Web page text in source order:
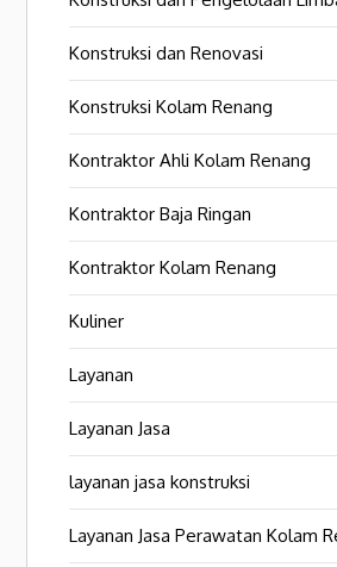
Konstruksi dan Renovasi
Konstruksi Kolam Renang
Kontraktor Ahli Kolam Renang
Kontraktor Baja Ringan
Kontraktor Kolam Renang
Kuliner
Layanan
Layanan Jasa
layanan jasa konstruksi
Layanan Jasa Perawatan Kolam